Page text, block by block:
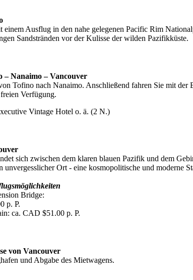
einem Ausflug in den nahe gelegenen Pacific Rim
Sandstränden vor der Kulisse der wilden Pazifikküste.
–Nanaimo–Vancouver
Tofino nach Nanaimo. Anschließend fahren Sie mit
Verfügung.
Vintage Hotel o. ä. (2 N.)
sich zwischen dem klaren blauen Pazifik und dem
unvergesslicher Ort - eine kosmopolitische und moderne
Bridge:
p. P.
ca. CAD $51.00 p. P.
von Vancouver
und Abgabe des Mietwagens.